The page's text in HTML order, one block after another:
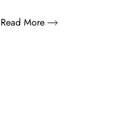
Read More